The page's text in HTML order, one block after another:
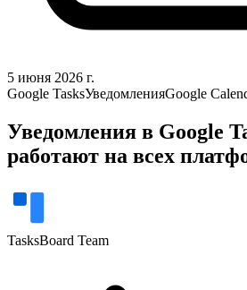
5 июня 2026 г.
Google TasksУведомленияGoogle
Уведомления в Google
работают на всех
TasksBoard Team